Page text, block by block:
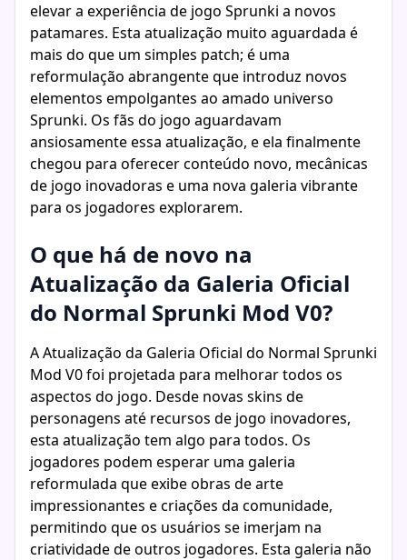
elevar a experiência de jogo Sprunki a novos
patamares. Esta atualização muito aguardada é
mais do que um simples patch; é uma
reformulação abrangente que introduz novos
elementos empolgantes ao amado universo
Sprunki. Os fãs do jogo aguardavam
ansiosamente essa atualização, e ela finalmente
chegou para oferecer conteúdo novo, mecânicas
de jogo inovadoras e uma nova galeria vibrante
para os jogadores explorarem.
O que há de novo na
Atualização da Galeria Oficial
do Normal Sprunki Mod V0?
A Atualização da Galeria Oficial do Normal Sprunki
Mod V0 foi projetada para melhorar todos os
aspectos do jogo. Desde novas skins de
personagens até recursos de jogo inovadores,
esta atualização tem algo para todos. Os
jogadores podem esperar uma galeria
reformulada que exibe obras de arte
impressionantes e criações da comunidade,
permitindo que os usuários se imerjam na
criatividade de outros jogadores. Esta galeria não